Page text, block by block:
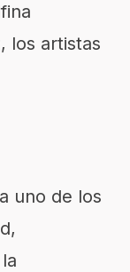
los artistas
uno de los